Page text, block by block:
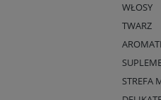
WŁOSY
TWARZ
STREFA